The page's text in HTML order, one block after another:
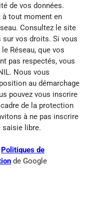
de vos données.
à tout moment en
Consultez le site
sur vos droits. Si vous
Réseau, que vos
pas respectés, vous
Nous vous
au démarchage
pouvez vous inscrire
de la protection
à ne pas inscrire
saisie libre.
Politiques de
de Google